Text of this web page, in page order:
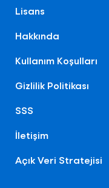
Lisans
Hakkında
Kullanım Koşulları
Gizlilik Politikası
SSS
İletişim
Açık Veri Stratejisi